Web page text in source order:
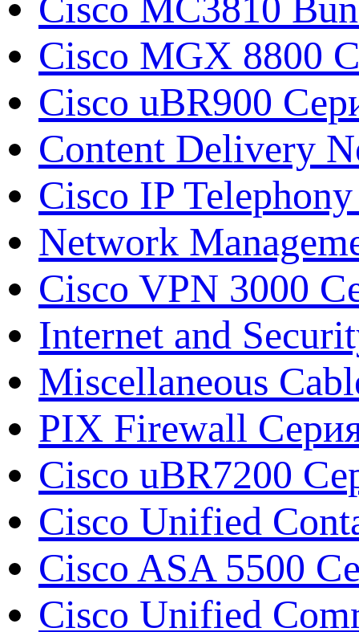
Cisco MGX 8800
Cisco uBR900
Content Delivery
Cisco IP
Network
Cisco VPN 3000
Internet and
Miscellaneous
PIX Firewall
Cisco uBR7200
Cisco Unified
Cisco ASA 5500
Cisco Unified